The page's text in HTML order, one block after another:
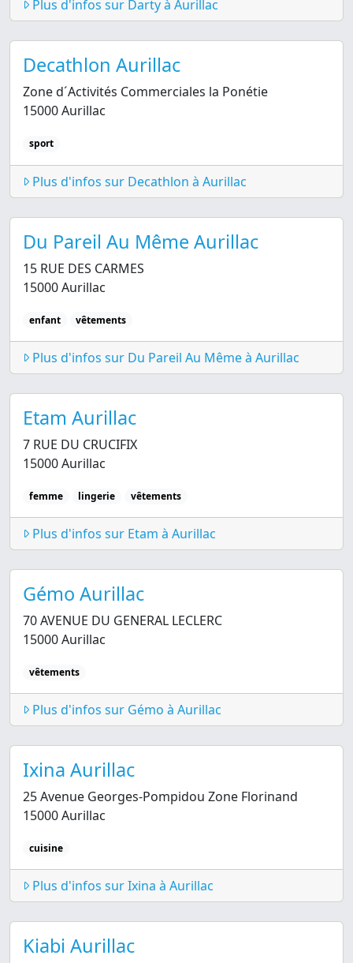
Plus d'infos sur Darty à Aurillac
Decathlon Aurillac
Zone d´Activités Commerciales la Ponétie
15000 Aurillac
sport
Plus d'infos sur Decathlon à Aurillac
Du Pareil Au Même Aurillac
15 RUE DES CARMES
15000 Aurillac
enfant vêtements
Plus d'infos sur Du Pareil Au Même à Aurillac
Etam Aurillac
7 RUE DU CRUCIFIX
15000 Aurillac
femme lingerie vêtements
Plus d'infos sur Etam à Aurillac
Gémo Aurillac
70 AVENUE DU GENERAL LECLERC
15000 Aurillac
vêtements
Plus d'infos sur Gémo à Aurillac
Ixina Aurillac
25 Avenue Georges-Pompidou Zone Florinand
15000 Aurillac
cuisine
Plus d'infos sur Ixina à Aurillac
Kiabi Aurillac